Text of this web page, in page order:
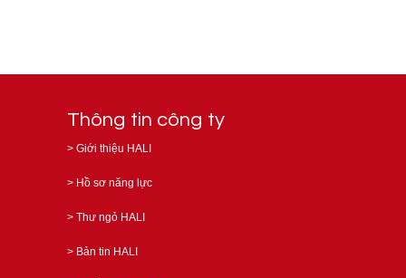
Thông tin công ty
> Giới thiệu HALI
> Hồ sơ năng lực
> Thư ngỏ HALI
> Bản tin HALI